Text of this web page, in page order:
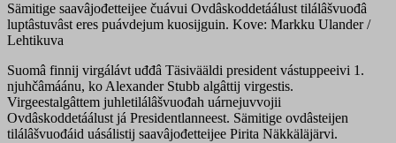
Sämitige saavâjođetteijee čuávui Ovdâskoddetáálust tilálâšvuođâ
luptâstuvâst eres puávdejum kuosijguin. Kove: Markku Ulander /
Lehtikuva
Suomâ finnij virgálávt uđđâ Täsivääldi president vástuppeeivi 1.
njuhčâmáánu, ko Alexander Stubb algâttij virgestis.
Virgeestalgâttem juhletilálâšvuođah uárnejuvvojii
Ovdâskoddetáálust já Presidentlanneest. Sämitige ovdâsteijen
tilálâšvuođáid uásálistij saavâjođetteijee Pirita Näkkäläjärvi.